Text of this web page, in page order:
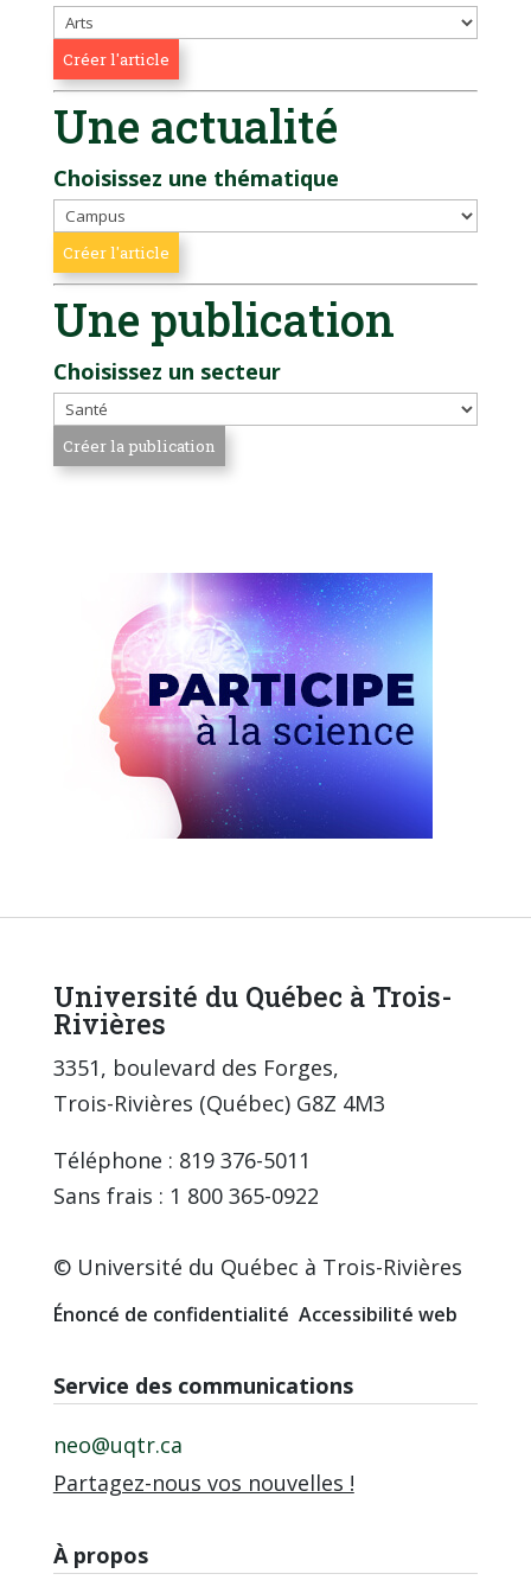
Une actualité
Choisissez une thématique
Une publication
Choisissez un secteur
Université du Québec à Trois-
Rivières
3351, boulevard des Forges,
Trois-Rivières (Québec) G8Z 4M3
Téléphone : 819 376-5011
Sans frais : 1 800 365-0922
© Université du Québec à Trois-Rivières
Énoncé de confidentialité Accessibilité web
Service des communications
neo@uqtr.ca
Partagez-nous vos nouvelles !
À propos